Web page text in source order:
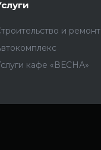
и ремонт
кафе «ВЕСНА»